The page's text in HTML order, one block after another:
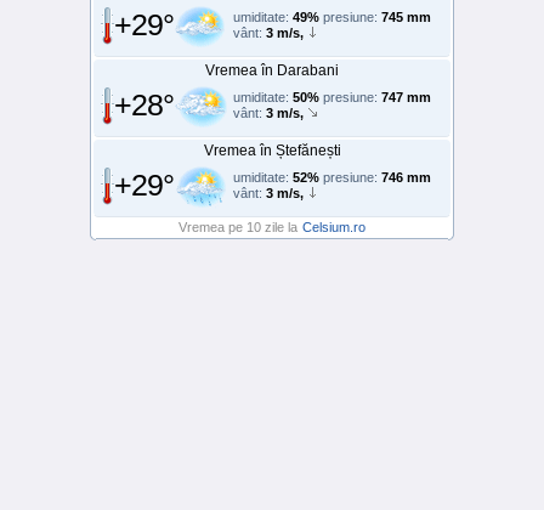
+29° umiditate: 49% presiune: 745 mm
vânt: 3 m/s,
Vremea în Darabani
+28° umiditate: 50% presiune: 747 mm
vânt: 3 m/s,
Vremea în Ștefănești
+29° umiditate: 52% presiune: 746 mm
vânt: 3 m/s,
Vremea pe 10 zile la Celsium.ro